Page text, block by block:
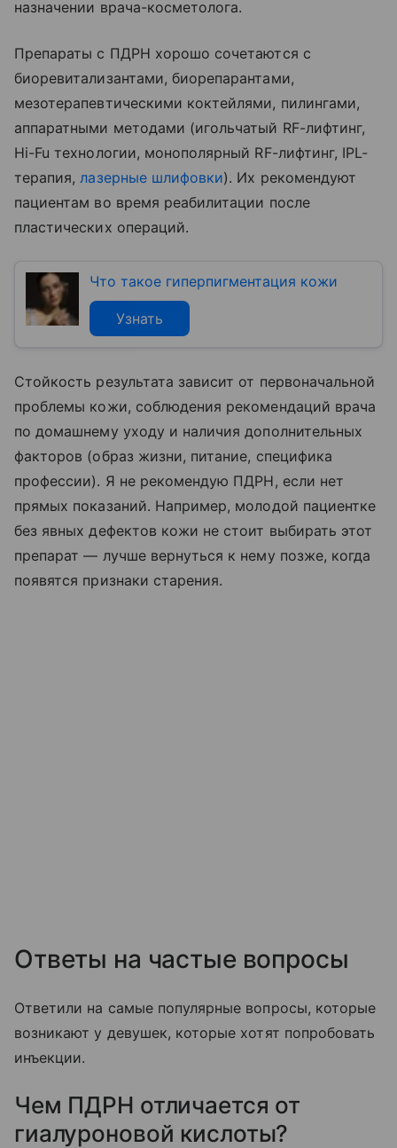
назначении врача-косметолога.
Препараты с ПДРН хорошо сочетаются с
биоревитализантами, биорепарантами,
мезотерапевтическими коктейлями, пилингами,
аппаратными методами (игольчатый RF-лифтинг,
Hi-Fu технологии, монополярный RF-лифтинг, IPL-
терапия, лазерные шлифовки). Их рекомендуют
пациентам во время реабилитации после
пластических операций.
Что такое гиперпигментация кожи
Узнать
Стойкость результата зависит от первоначальной
проблемы кожи, соблюдения рекомендаций врача
по домашнему уходу и наличия дополнительных
факторов (образ жизни, питание, специфика
профессии). Я не рекомендую ПДРН, если нет
прямых показаний. Например, молодой пациентке
без явных дефектов кожи не стоит выбирать этот
препарат — лучше вернуться к нему позже, когда
появятся признаки старения.
Ответы на частые вопросы
Ответили на самые популярные вопросы, которые
возникают у девушек, которые хотят попробовать
инъекции.
Чем ПДРН отличается от
гиалуроновой кислоты?